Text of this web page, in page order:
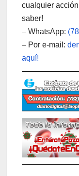
cualquier
saber!
– WhatsApp:
– Por e-mail:
aquí!